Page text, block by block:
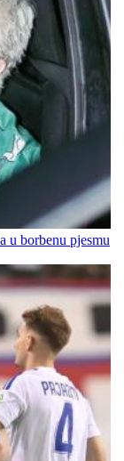
u borbenu pjesmu